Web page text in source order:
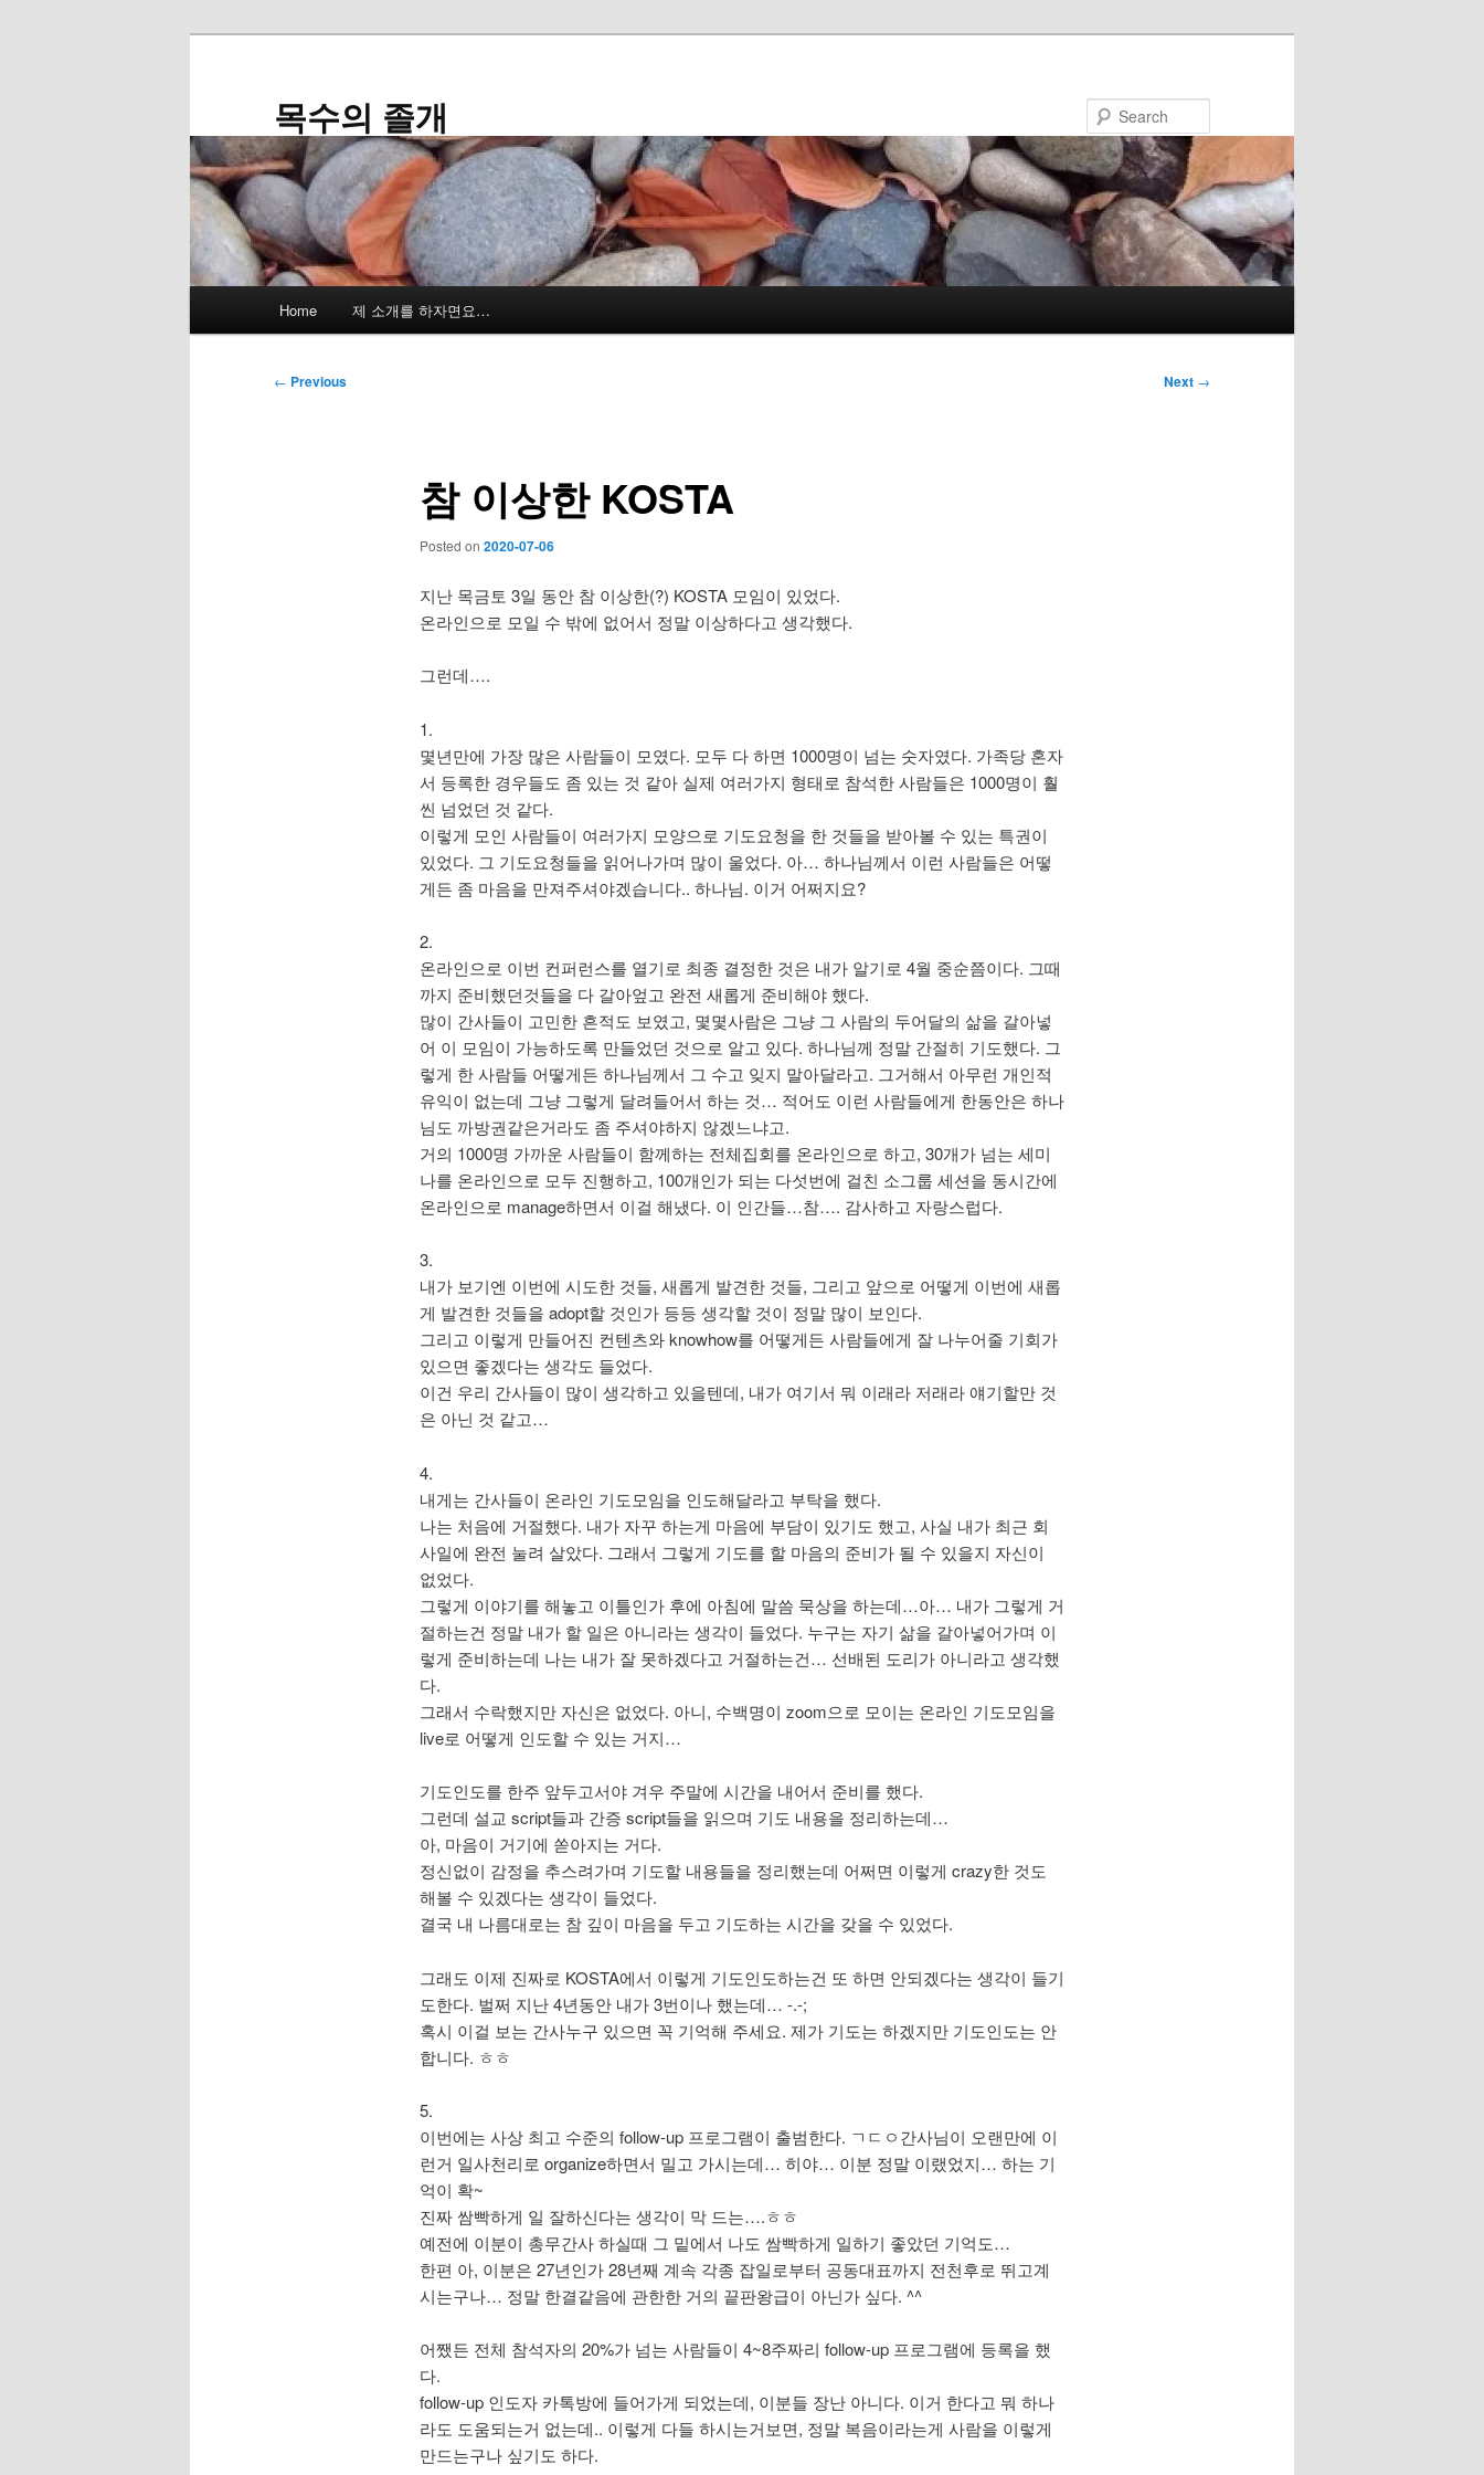
목수의 졸개
Home 제 소개를 하자면요…
Post
← Previous Next →
참 이상한 KOSTA
Posted on 2020-07-06
지난 목금토 3일 동안 참 이상한(?) KOSTA 모임이 있었다.
온라인으로 모일 수 밖에 없어서 정말 이상하다고 생각했다.
그런데….
1.
몇년만에 가장 많은 사람들이 모였다. 모두 다 하면 1000명이 넘는 숫자였다. 가족당 혼자
서 등록한 경우들도 좀 있는 것 같아 실제 여러가지 형태로 참석한 사람들은 1000명이 훨
씬 넘었던 것 같다.
이렇게 모인 사람들이 여러가지 모양으로 기도요청을 한 것들을 받아볼 수 있는 특권이
있었다. 그 기도요청들을 읽어나가며 많이 울었다. 아… 하나님께서 이런 사람들은 어떻
게든 좀 마음을 만져주셔야겠습니다.. 하나님. 이거 어쩌지요?
2.
온라인으로 이번 컨퍼런스를 열기로 최종 결정한 것은 내가 알기로 4월 중순쯤이다. 그때
까지 준비했던것들을 다 갈아엎고 완전 새롭게 준비해야 했다.
많이 간사들이 고민한 흔적도 보였고, 몇몇사람은 그냥 그 사람의 두어달의 삶을 갈아넣
어 이 모임이 가능하도록 만들었던 것으로 알고 있다. 하나님께 정말 간절히 기도했다. 그
렇게 한 사람들 어떻게든 하나님께서 그 수고 잊지 말아달라고. 그거해서 아무런 개인적
유익이 없는데 그냥 그렇게 달려들어서 하는 것… 적어도 이런 사람들에게 한동안은 하나
님도 까방권같은거라도 좀 주셔야하지 않겠느냐고.
거의 1000명 가까운 사람들이 함께하는 전체집회를 온라인으로 하고, 30개가 넘는 세미
나를 온라인으로 모두 진행하고, 100개인가 되는 다섯번에 걸친 소그룹 세션을 동시간에
온라인으로 manage하면서 이걸 해냈다. 이 인간들…참…. 감사하고 자랑스럽다.
3.
내가 보기엔 이번에 시도한 것들, 새롭게 발견한 것들, 그리고 앞으로 어떻게 이번에 새롭
게 발견한 것들을 adopt할 것인가 등등 생각할 것이 정말 많이 보인다.
그리고 이렇게 만들어진 컨텐츠와 knowhow를 어떻게든 사람들에게 잘 나누어줄 기회가
있으면 좋겠다는 생각도 들었다.
이건 우리 간사들이 많이 생각하고 있을텐데, 내가 여기서 뭐 이래라 저래라 얘기할만 것
은 아닌 것 같고…
4.
내게는 간사들이 온라인 기도모임을 인도해달라고 부탁을 했다.
나는 처음에 거절했다. 내가 자꾸 하는게 마음에 부담이 있기도 했고, 사실 내가 최근 회
사일에 완전 눌려 살았다. 그래서 그렇게 기도를 할 마음의 준비가 될 수 있을지 자신이
없었다.
그렇게 이야기를 해놓고 이틀인가 후에 아침에 말씀 묵상을 하는데…아… 내가 그렇게 거
절하는건 정말 내가 할 일은 아니라는 생각이 들었다. 누구는 자기 삶을 갈아넣어가며 이
렇게 준비하는데 나는 내가 잘 못하겠다고 거절하는건… 선배된 도리가 아니라고 생각했
다.
그래서 수락했지만 자신은 없었다. 아니, 수백명이 zoom으로 모이는 온라인 기도모임을
live로 어떻게 인도할 수 있는 거지…
기도인도를 한주 앞두고서야 겨우 주말에 시간을 내어서 준비를 했다.
그런데 설교 script들과 간증 script들을 읽으며 기도 내용을 정리하는데…
아, 마음이 거기에 쏟아지는 거다.
정신없이 감정을 추스려가며 기도할 내용들을 정리했는데 어쩌면 이렇게 crazy한 것도
해볼 수 있겠다는 생각이 들었다.
결국 내 나름대로는 참 깊이 마음을 두고 기도하는 시간을 갖을 수 있었다.
그래도 이제 진짜로 KOSTA에서 이렇게 기도인도하는건 또 하면 안되겠다는 생각이 들기
도한다. 벌쩌 지난 4년동안 내가 3번이나 했는데… -.-;
혹시 이걸 보는 간사누구 있으면 꼭 기억해 주세요. 제가 기도는 하겠지만 기도인도는 안
합니다. ㅎㅎ
5.
이번에는 사상 최고 수준의 follow-up 프로그램이 출범한다. ㄱㄷㅇ간사님이 오랜만에 이
런거 일사천리로 organize하면서 밀고 가시는데… 히야… 이분 정말 이랬었지… 하는 기
억이 확~
진짜 쌈빡하게 일 잘하신다는 생각이 막 드는….ㅎㅎ
예전에 이분이 총무간사 하실때 그 밑에서 나도 쌈빡하게 일하기 좋았던 기억도…
한편 아, 이분은 27년인가 28년째 계속 각종 잡일로부터 공동대표까지 전천후로 뛰고계
시는구나… 정말 한결같음에 관한한 거의 끝판왕급이 아닌가 싶다. ^^
어쨌든 전체 참석자의 20%가 넘는 사람들이 4~8주짜리 follow-up 프로그램에 등록을 했
다.
follow-up 인도자 카톡방에 들어가게 되었는데, 이분들 장난 아니다. 이거 한다고 뭐 하나
라도 도움되는거 없는데.. 이렇게 다들 하시는거보면, 정말 복음이라는게 사람을 이렇게
만드는구나 싶기도 하다.